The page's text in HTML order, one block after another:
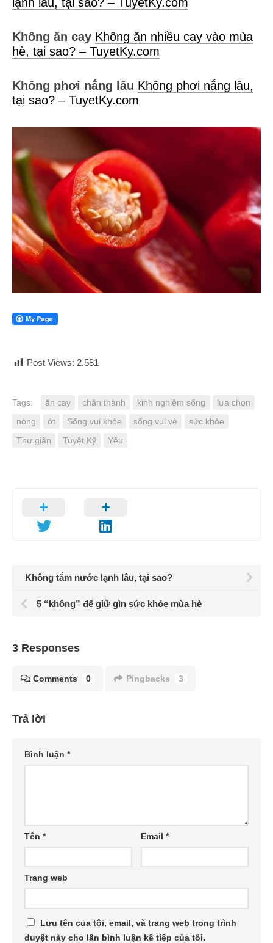
Không ăn cay Không ăn nhiều cay vào mùa
hè, tại sao? – TuyetKy.com
Không phơi nắng lâu Không phơi nắng lâu,
tại sao? – TuyetKy.com
Post Views: 2.581
Tags: ăn cay chân thành kinh nghiệm sống
lựa chọn
nóng
ớt Sống vui khỏe sống vui vẻ
sức khỏe
Thư giãn
Tuyệt Kỹ Yêu
Không tắm nước lạnh lâu, tại sao?
5 “không” để giữ gìn sức khỏe mùa hè
3 Responses
Comments 0 Pingbacks 3
Trả lời
Bình luận *
Tên * Email*
Trang web
Lưu tên của tôi, email, và trang web trong trình
duyệt này cho lần bình luận kế tiếp của tôi.